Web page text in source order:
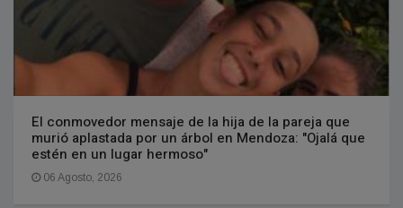
El conmovedor mensaje de la hija de la pareja que
murió aplastada por un árbol en Mendoza: "Ojalá que
estén en un lugar hermoso"
06 Agosto, 2026